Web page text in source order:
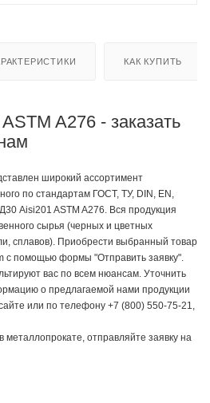
КАК КУПИТЬ
A276 - заказать
широкий ассортимент
по стандартам ГОСТ, ТУ, DIN, EN,
Aisi201 ASTM A276. Вся продукция
сырья (черных и цветных
сплавов). Приобрести выбранный товар
с помощью формы "Отправить заявку".
вас по всем нюансам. Уточнить
о предлагаемой нами продукции
или по телефону +7 (800) 550-75-21,
металлопрокате, отправляйте заявку на